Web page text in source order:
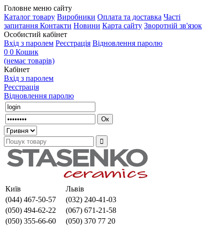
Головне меню сайту
Каталог товару Виробники Оплата та доставка Часті
запитання Контакти Новини Карта сайту Зворотній зв'язок
Особистий кабінет
Вхід з паролем Реєстрація Відновлення паролю
0 0 Кошик
(немає товарів)
Кабінет
Вхід з паролем
Реєстрація
Відновлення паролю
Київ
Львів
(044) 467-50-57
(032) 240-41-03
(050) 494-62-22
(067) 671-21-58
(050) 355-66-60
(050) 370 77 20